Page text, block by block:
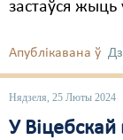
застаўся жыць
Апублікавана ў
Нядзеля, 25 Люты 2024
У Віцебскай
Правы дзіцяці
Пэнітэнцыярная
Рознае